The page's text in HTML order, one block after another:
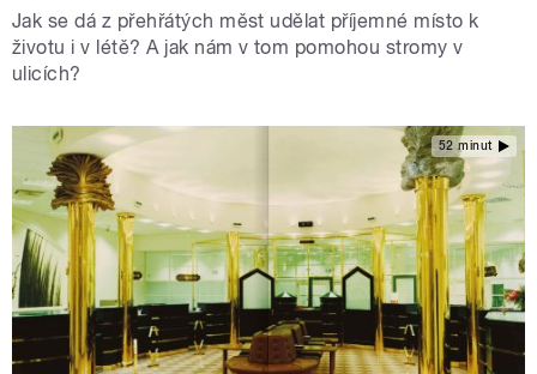
Jak se dá z přehřátých měst udělat příjemné místo k
životu i v létě? A jak nám v tom pomohou stromy v
ulicích?
52 minut